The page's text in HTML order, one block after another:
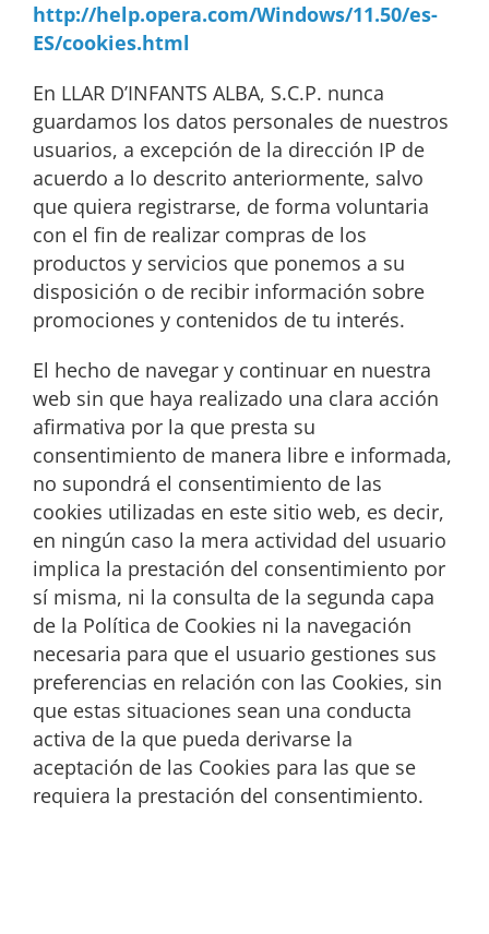
http://help.opera.com/Windows/11.50/es-
ES/cookies.html
En LLAR D’INFANTS ALBA, S.C.P. nunca
guardamos los datos personales de nuestros
usuarios, a excepción de la dirección IP de
acuerdo a lo descrito anteriormente, salvo
que quiera registrarse, de forma voluntaria
con el fin de realizar compras de los
productos y servicios que ponemos a su
disposición o de recibir información sobre
promociones y contenidos de tu interés.
El hecho de navegar y continuar en nuestra
web sin que haya realizado una clara acción
afirmativa por la que presta su
consentimiento de manera libre e informada,
no supondrá el consentimiento de las
cookies utilizadas en este sitio web, es decir,
en ningún caso la mera actividad del usuario
implica la prestación del consentimiento por
sí misma, ni la consulta de la segunda capa
de la Política de Cookies ni la navegación
necesaria para que el usuario gestiones sus
preferencias en relación con las Cookies, sin
que estas situaciones sean una conducta
activa de la que pueda derivarse la
aceptación de las Cookies para las que se
requiera la prestación del consentimiento.